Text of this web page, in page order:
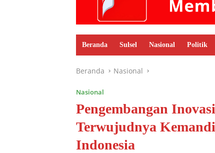
Beranda Sulsel Nasional Politik
Beranda Nasional
Nasional
Pengembangan
Terwujudnya
Indonesia